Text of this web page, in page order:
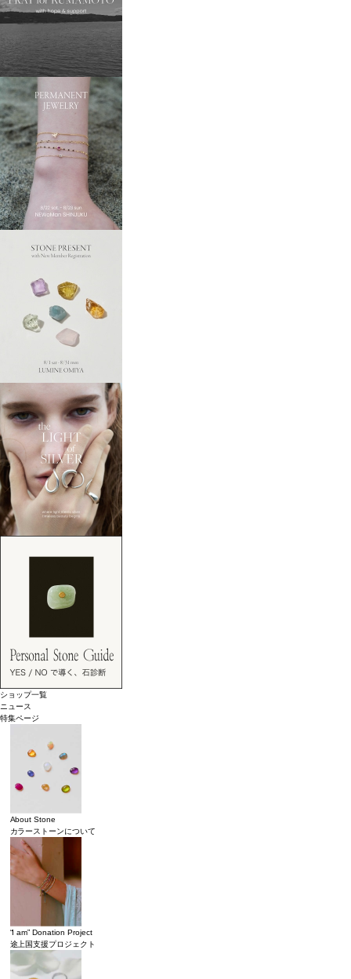
ショップ一覧
ニュース
特集ページ
About Stone
カラーストーンについて
“I am” Donation Project
途上国支援プロジェクト